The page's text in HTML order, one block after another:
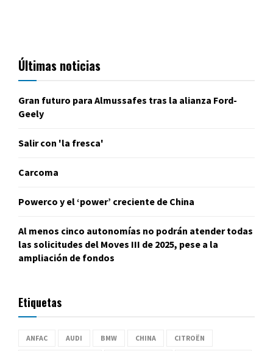
Últimas noticias
Gran futuro para Almussafes tras la alianza Ford-
Geely
Salir con 'la fresca'
Carcoma
Powerco y el ‘power’ creciente de China
Al menos cinco autonomías no podrán atender todas
las solicitudes del Moves III de 2025, pese a la
ampliación de fondos
Etiquetas
ANFAC AUDI BMW CHINA CITROËN